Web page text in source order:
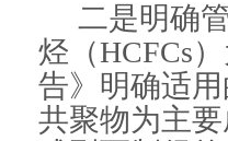
二是明确
烃（HCFCs
告》明确适
共聚物为主